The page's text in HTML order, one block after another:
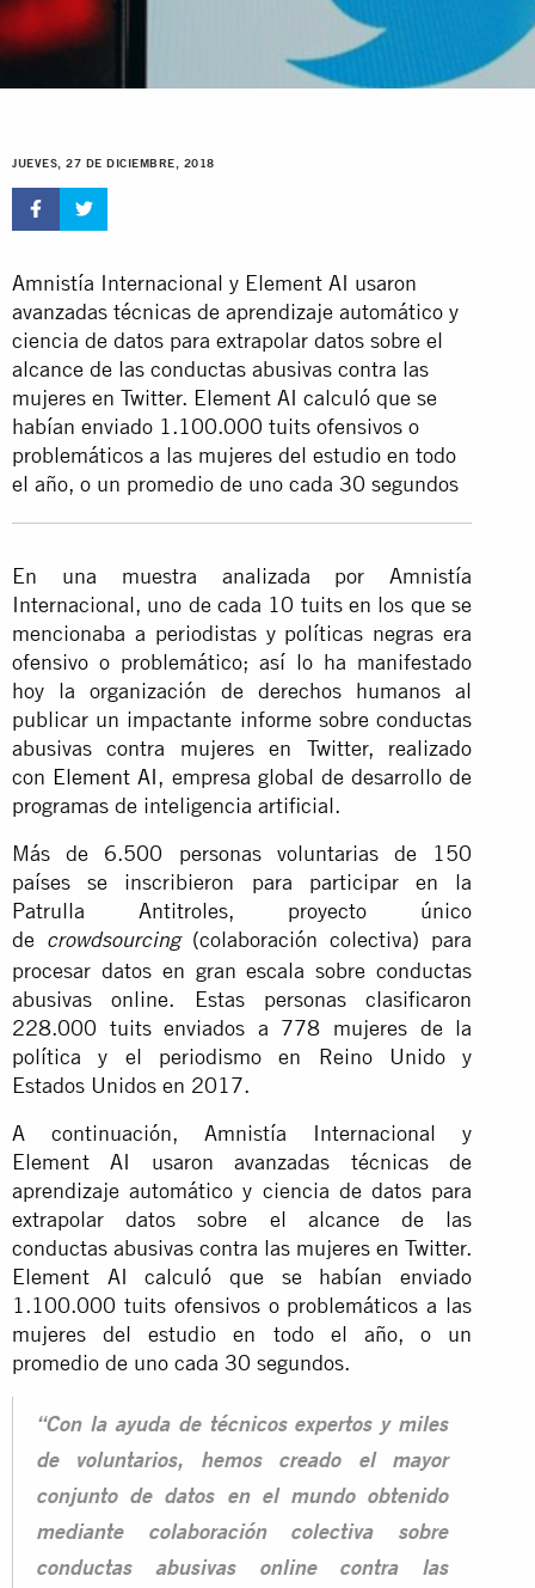
DE LAS CONDUCTAS ABUSIVAS
ONLINE CONTRA LAS MUJERES
JUEVES, 27 DE DICIEMBRE, 2018
Amnistía Internacional y Element AI usaron
avanzadas técnicas de aprendizaje automático y
ciencia de datos para extrapolar datos sobre el
alcance de las conductas abusivas contra las
mujeres en Twitter. Element AI calculó que se
habían enviado 1.100.000 tuits ofensivos o
problemáticos a las mujeres del estudio en todo
el año, o un promedio de uno cada 30 segundos
En una muestra analizada por Amnistía
Internacional, uno de cada 10 tuits en los que se
mencionaba a periodistas y políticas negras era
ofensivo o problemático; así lo ha manifestado
hoy la organización de derechos humanos al
publicar un impactante informe sobre conductas
abusivas contra mujeres en Twitter, realizado
con Element AI, empresa global de desarrollo de
programas de inteligencia artificial.
Más de 6.500 personas voluntarias de 150
países se inscribieron para participar en la
Patrulla Antitroles, proyecto único
de
crowdsourcing(colaboración colectiva) para
procesar datos en gran escala sobre conductas
abusivas online. Estas personas clasificaron
228.000 tuits enviados a 778 mujeres de la
política y el periodismo en Reino Unido y
Estados Unidos en 2017.
A continuación, Amnistía Internacional y
Element AI usaron avanzadas técnicas de
aprendizaje automático y ciencia de datos para
extrapolar datos sobre el alcance de las
conductas abusivas contra las mujeres en Twitter.
Element AI calculó que se habían enviado
1.100.000 tuits ofensivos o problemáticos a las
mujeres del estudio en todo el año, o un
promedio de uno cada 30 segundos.
“Con la ayuda de técnicos expertos y miles
de voluntarios, hemos creado el mayor
conjunto de datos en el mundo obtenido
mediante colaboración colectiva sobre
conductas abusivas online contra las